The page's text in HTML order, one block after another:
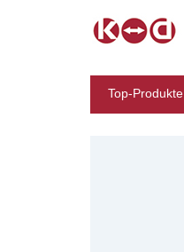
Top-Produkte